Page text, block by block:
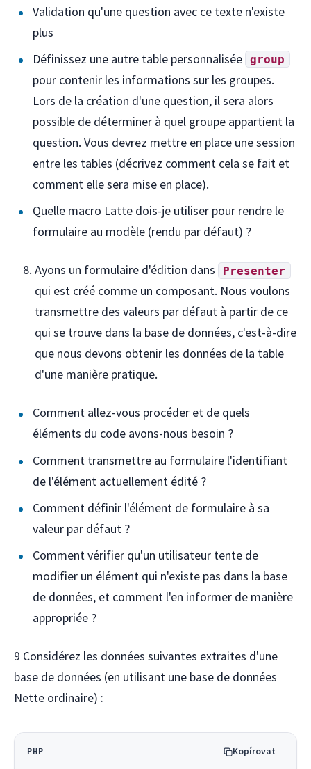
Validation qu'une question avec ce texte n'existe
plus
Définissez une autre table personnalisée
group
pour contenir les informations sur les groupes.
Lors de la création d'une question, il sera alors
possible de déterminer à quel groupe appartient la
question. Vous devrez mettre en place une session
entre les tables (décrivez comment cela se fait et
comment elle sera mise en place).
Quelle macro Latte dois-je utiliser pour rendre le
formulaire au modèle (rendu par défaut) ?
Ayons un formulaire d'édition dans Presenter
qui est créé comme un composant. Nous voulons
transmettre des valeurs par défaut à partir de ce
qui se trouve dans la base de données, c'est-à-dire
que nous devons obtenir les données de la table
d'une manière pratique.
Comment allez-vous procéder et de quels
éléments du code avons-nous besoin ?
Comment transmettre au formulaire l'identifiant
de l'élément actuellement édité ?
Comment définir l'élément de formulaire à sa
valeur par défaut ?
Comment vérifier qu'un utilisateur tente de
modifier un élément qui n'existe pas dans la base
de données, et comment l'en informer de manière
appropriée ?
9 Considérez les données suivantes extraites d'une
base de données (en utilisant une base de données
Nette ordinaire) :
PHP Kopírovat